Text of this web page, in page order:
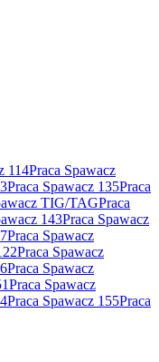
114Praca Spawacz
Praca Spawacz 135Praca
TIG/TAGPraca
143Praca Spawacz
Praca Spawacz
Praca Spawacz
Praca Spawacz
Praca Spawacz
Praca Spawacz 155Praca